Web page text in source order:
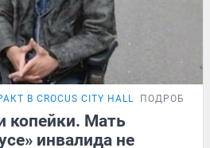
В CROCUS CITY HALL
копейки. Мать
инвалида не